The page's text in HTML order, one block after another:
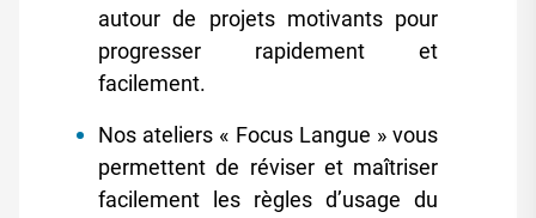
autour de projets motivants pour
progresser rapidement et
facilement.
Nos ateliers « Focus Langue » vous
permettent de réviser et maîtriser
facilement les règles d’usage du